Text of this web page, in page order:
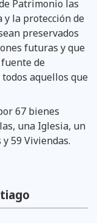
Patrimonio las
y la protección de
preservados
futuras y que
de
aquellos que
67 bienes
una Iglesia, un
59 Viviendas.